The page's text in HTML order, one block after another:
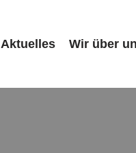
Aktuelles Wir über